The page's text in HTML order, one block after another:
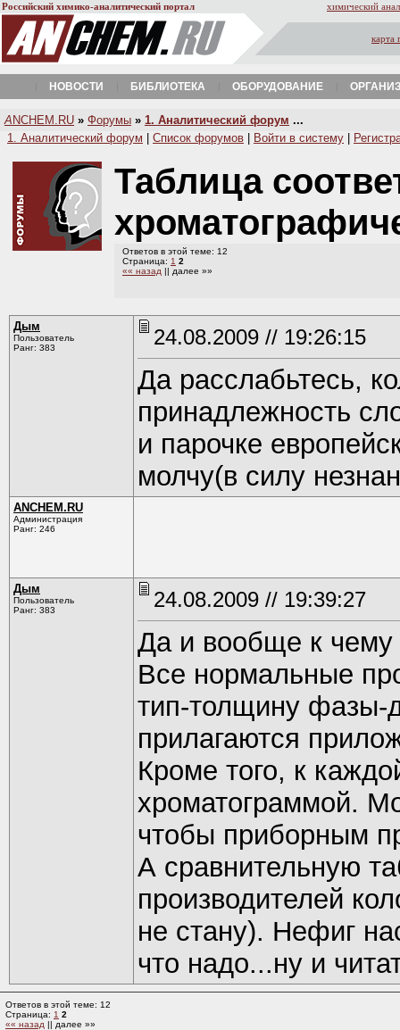
Российский химико-аналитический портал химический
карта
НОВОСТИ БИБЛИОТЕКА ОБОРУДОВАНИЕ
A NCHEM.RU » Форумы » 1. Аналитический форум ...
1. Аналитический форум
Список форумов Войти в систему
Таблица
Ответов в этой теме: 12
Страница: 1 2
«« назад || далее »»
Дым
Пользователь
Ранг: 383
24.08.2009 // 19:26:15
Да расслабьтесь,
принадлежность
и парочке
молчу(в силу
ANCHEM.RU
Администрация
Ранг: 246
Дым
Пользователь
Ранг: 383
24.08.2009 // 19:39:27
Да и вообще к чему
Все нормальные
тип-толщину фазы-
прилагаются
Кроме того, к
хроматограммой.
чтобы приборным
А сравнительную
производителей
не стану). Нефиг
что надо...ну и
Ответов в этой теме: 12
Страница: 1 2
«« назад || далее »»